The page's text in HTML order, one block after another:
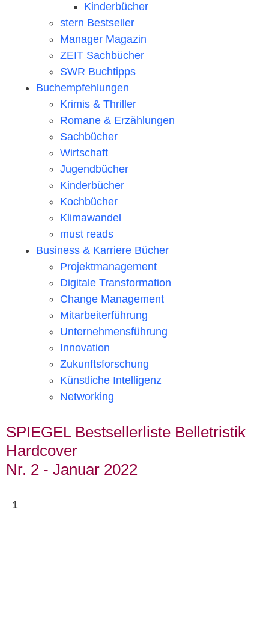
Kinderbücher
stern Bestseller
Manager Magazin
ZEIT Sachbücher
SWR Buchtipps
Buchempfehlungen
Krimis & Thriller
Romane & Erzählungen
Sachbücher
Wirtschaft
Jugendbücher
Kinderbücher
Kochbücher
Klimawandel
must reads
Business & Karriere Bücher
Projektmanagement
Digitale Transformation
Change Management
Mitarbeiterführung
Unternehmensführung
Innovation
Zukunftsforschung
Künstliche Intelligenz
Networking
SPIEGEL Bestsellerliste Belletristik
Hardcover
Nr. 2 - Januar 2022
1